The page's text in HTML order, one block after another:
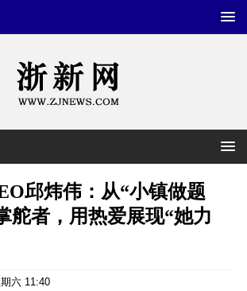
邱炜伟：从“小镇做题
舵者，用热爱展现“她力
六 11:40